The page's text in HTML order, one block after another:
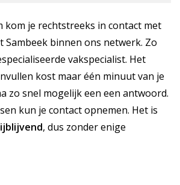
kom je rechtstreeks in contact met
Sambeek binnen ons netwerk. Zo
vakspecialist. Het
kost maar één minuut van je
zo snel mogelijk een een antwoord.
kun je contact opnemen. Het is
, dus zonder enige